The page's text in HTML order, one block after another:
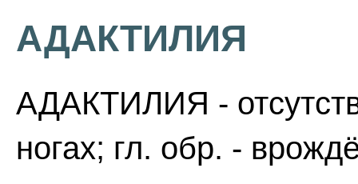
АДАКТИЛИЯ
АДАКТИЛИЯ -
ногах; гл. обр. -